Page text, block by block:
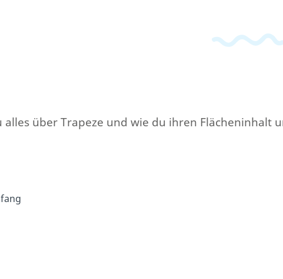
über Trapeze und wie du ihren Flächeninhalt